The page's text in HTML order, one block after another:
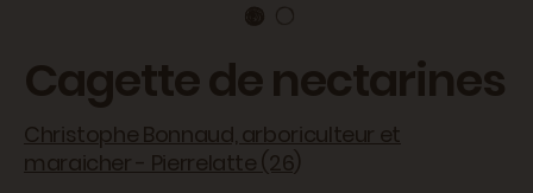
Cagette de nectarines
Christophe Bonnaud, arboriculteur et
maraicher - Pierrelatte (26)